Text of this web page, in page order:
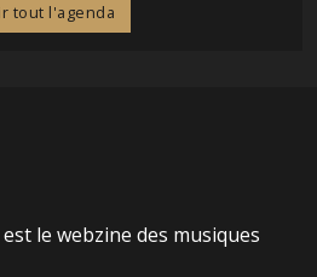
tout l'agenda
le webzine des musiques